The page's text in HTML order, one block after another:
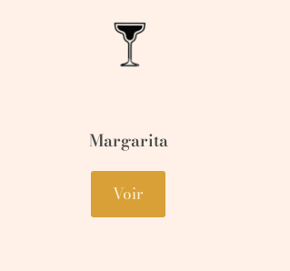
Margarita
Voir